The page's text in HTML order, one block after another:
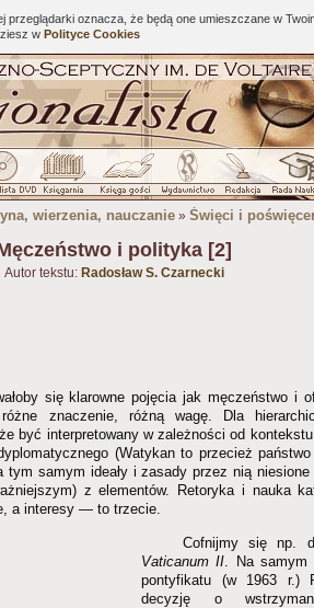
oznacza, że będą one umieszczane w
w Polityce Cookies
wierzenia, nauczanie » Święci i
i polityka [2]
Autor tekstu: Radosław S. Czarnecki
się klarowne pojęcia jak męczeństwo i
znaczenie, różną wagę. Dla
być interpretowany w zależności od
(Watykan to przecież
tym samym ideały i zasady przez nią niesione
z elementów. Retoryka i nauka
a interesy — to trzecie.
Cofnijmy się np.
Vaticanum II. Na samym
pontyfikatu (w 1963 r.)
decyzję o